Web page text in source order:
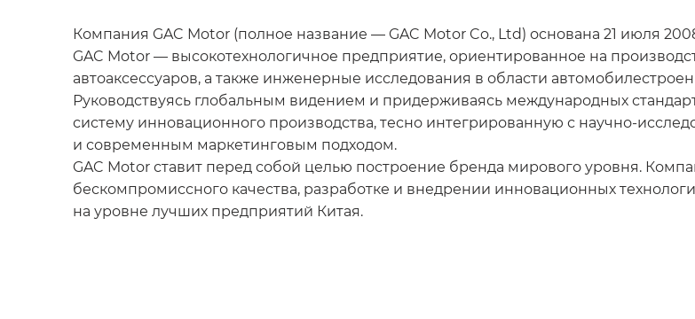
Компания GAC Motor (полное название — GAC Motor Co., Ltd) основана 21 июля
GAC Motor — высокотехнологичное предприятие, ориентированное на
автоаксессуаров, а также инженерные исследования в области
Руководствуясь глобальным видением и придерживаясь международных
систему инновационного производства, тесно интегрированную с научно-
и современным маркетинговым подходом.
GAC Motor ставит перед собой целью построение бренда мирового уровня.
бескомпромиссного качества, разработке и внедрении инновационных
на уровне лучших предприятий Китая.